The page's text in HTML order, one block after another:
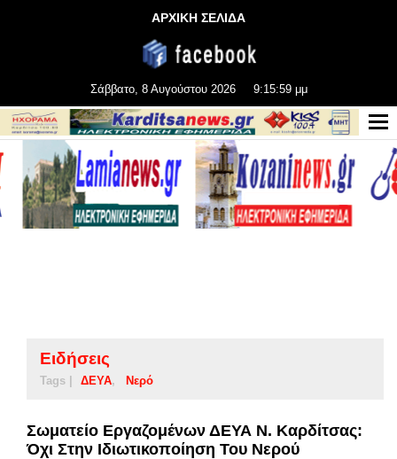
ΑΡΧΙΚΗ ΣΕΛΙΔΑ
Σάββατο, 8 Αυγούστου 2026 9:16:00 μμ
Ειδήσεις
Tags | ΔΕΥΑ Νερό
Σωματείο Εργαζομένων ΔΕΥΑ Ν. Καρδίτσας:
Όχι Στην Ιδιωτικοποίηση Του Νερού